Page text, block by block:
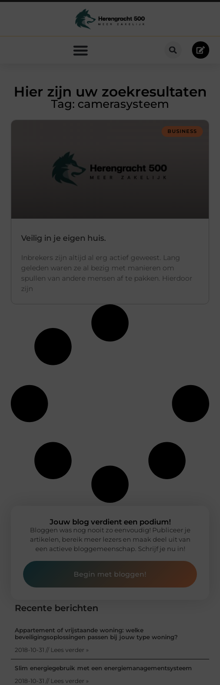
Hier zijn uw zoekresultaten
Tag: camerasysteem
BUSINESS
Veilig in je eigen huis.
Inbrekers zijn altijd al erg actief geweest. Lang
geleden waren ze al bezig met manieren om
spullen van andere mensen af te pakken. Hierdoor
zijn
Recente berichten
Appartement of vrijstaande woning: welke
beveiligingsoplossingen passen bij jouw type woning?
2018-10-31 // Lees verder »
Slim energiegebruik met een energiemanagementsysteem
2018-10-31 // Lees verder »
Jouw blog verdient een podium!
Bloggen was nog nooit zo eenvoudig! Publiceer je
artikelen, bereik meer lezers en maak deel uit van
een actieve bloggemeenschap. Schrijf je nu in!
Begin met bloggen!